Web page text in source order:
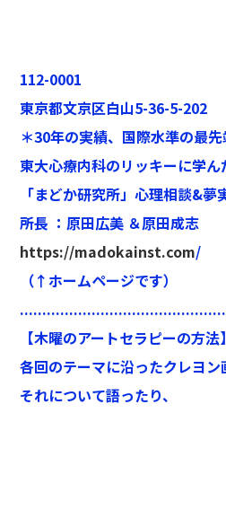
112-0001
東京都文京区白山5-36-5-202
＊30年の実績、国際水準の最
東大心療内科のリッキーに学ん
「まどか研究所」心理相談&夢
所長 ：原田広美 ＆原田成志
https://madokainst.com/
（↑ホームページです）
【木曜のアートセラピーの方法】
各回のテーマに沿ったクレヨン
それについて語ったり、